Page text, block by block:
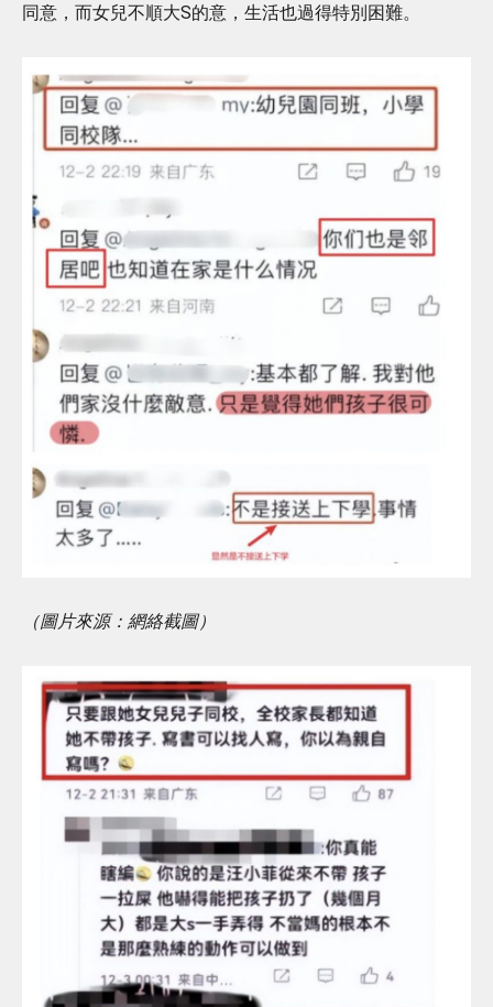
同意，而女兒不順大S的意，生活也過得特別困難。
（圖片來源：網絡截圖）